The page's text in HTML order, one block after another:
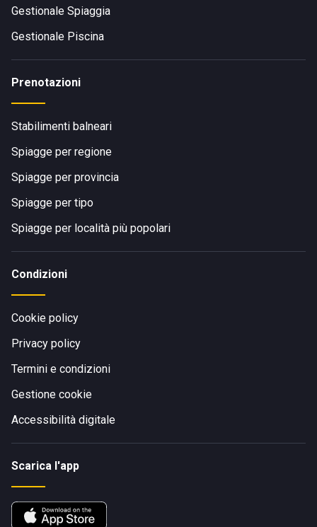
Gestionale Spiaggia
Gestionale Piscina
Prenotazioni
Stabilimenti balneari
Spiagge per regione
Spiagge per provincia
Spiagge per tipo
Spiagge per località più popolari
Condizioni
Cookie policy
Privacy policy
Termini e condizioni
Gestione cookie
Accessibilità digitale
Scarica l'app